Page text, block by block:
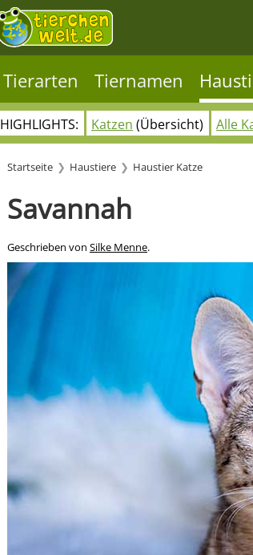
Tierarten Tiernamen
HIGHLIGHTS: Katzen (Übersicht) Alle
Startseite Haustiere Haustier Katze
Savannah
Geschrieben von Silke Menne.